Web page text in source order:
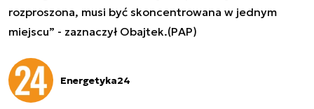
rozproszona, musi być skoncentrowana w jednym
miejscu” - zaznaczył Obajtek.(PAP)
Energetyka24